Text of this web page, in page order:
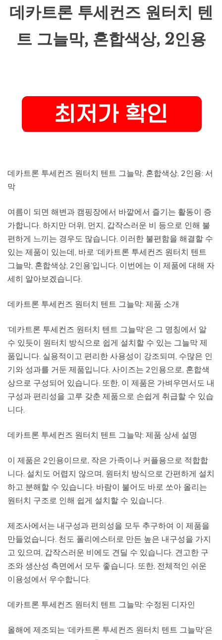
데카트론 투세컨즈 원터치 텐
트 그늘막, 혼합색상, 2인용
데카트론 투세컨즈 원터치 텐트 그늘막, 혼합색상, 2인용: 서
막
여름이 되면 해변과 캠핑장에서 바깥에서 즐기는 활동이 증
가합니다. 하지만 더위, 먼지, 갑작스러운 비 등으로 인해 불
편하게 느끼는 경우도 많습니다. 이러한 불편함을 해결할 수
있는 제품이 있는데, 바로 ‘데카트론 투세컨즈 원터치 텐트
그늘막, 혼합색상, 2인용’입니다. 이번에는 이 제품에 대해 자
세히 알아보겠습니다.
데카트론 투세컨즈 원터치 텐트 그늘막: 제품 소개
‘데카트론 투세컨즈 원터치 텐트 그늘막’은 그 명칭에서 알
수 있듯이 원터치 방식으로 쉽게 설치할 수 있는 그늘막 제
품입니다. 실용적이고 편리한 사용성이 강조되며, 수많은 인
기와 성과를 거둔 제품입니다. 사이즈는 2인용으로, 혼합색
상으로 구성되어 있습니다. 또한, 이 제품은 가벼우면서도 내
구성과 편리성을 고루 갖춘 제품으로 손쉽게 취급할 수 있습
니다.
데카트론 투세컨즈 원터치 텐트 그늘막: 제품 상세 설명
이 제품은 2인용이므로, 작은 가족이나 커플용으로 적합합
니다. 설치도 어렵지 않으며, 원터치 방식으로 간편하게 설치
하고 분해할 수 있습니다. 바람이 불어도 바로 쏘아 올리는
원터치 구조로 인해 쉽게 설치할 수 있습니다.
제조사에서는 내구성과 편의성을 모두 추구하여 이 제품을
만들었습니다. 천도 폴리에스터로 만든 높은 내구성을 가지
고 있으며, 갑작스러운 비에도 견딜 수 있습니다. 견고한 구
조와 생산성 측면에서 모두 좋습니다. 또한, 전체적인 쉬운
이용성에서 우수합니다.
데카트론 투세컨즈 원터치 텐트 그늘막: 수정된 디자인
올해에 제조되는 ‘데카트론 투세컨즈 원터치 텐트 그늘막’은